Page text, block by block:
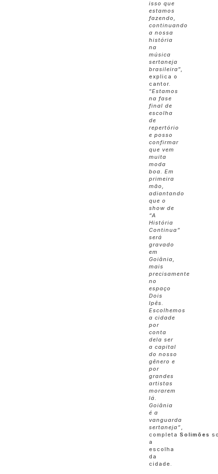
isso que
estamos
fazendo,
continuando
a nossa
história
na
música
sertaneja
brasileira”,
explica o
cantor.
“Estamos
na fase
final de
escolha
de
repertório
e posso
confirmar
que vem
muita
moda
boa. Em
primeira
mão,
adiantando
que o
show de
“A
História
Continua”
será
gravado
em
Goiânia,
mais
precisamente
no
espaço
Dois
Ipês.
Escolhemos
a cidade
por
conta
dela ser
a capital
do nosso
gênero e
por
grandes
artistas
morarem
lá.
Goiânia
é a
vanguarda
sertaneja”,
completa Solimões
a
escolha
da
cidade.